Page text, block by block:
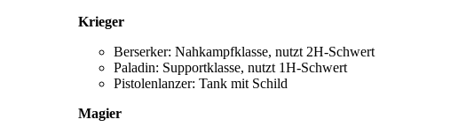
Krieger
Berserker: Nahkampfklasse, nutzt 2H-Schwert
Paladin: Supportklasse, nutzt 1H-Schwert
Pistolenlanzer: Tank mit Schild
Magier